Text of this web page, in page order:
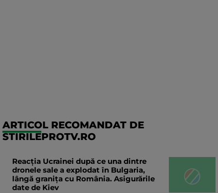
ARTICOL RECOMANDAT DE
STIRILEPROTV.RO
Reacția Ucrainei după ce una dintre
dronele sale a explodat în Bulgaria,
lângă granița cu România. Asigurările
date de Kiev